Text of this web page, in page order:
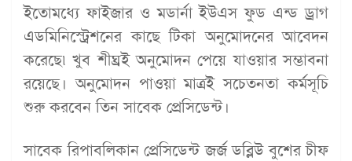
ইতোমধ্যে ফাইজার ও মডার্না ইউএস ফুড এন্ড ড্রাগ
এডমিনিস্ট্রেশনের কাছে টিকা অনুমোদনের আবেদন
করেছে৷ খুব শীঘ্রই অনুমোদন পেয়ে যাওয়ার সম্ভাবনা
রয়েছে। অনুমোদন পাওয়া মাত্রই সচেতনতা কর্মসূচি
শুরু করবেন তিন সাবেক প্রেসিডেন্ট।
সাবেক রিপাবলিকান প্রেসিডেন্ট জর্জ ডব্লিউ বুশের চীফ